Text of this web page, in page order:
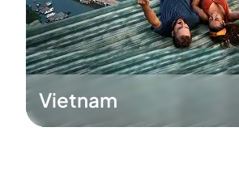
Vietnam